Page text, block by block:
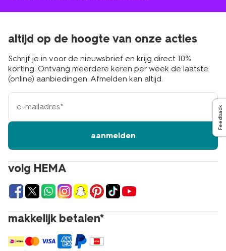
volg HEMA
makkelijk betalen*
altijd op de hoogte van onze acties
Schrijf je in voor de nieuwsbrief en krijg direct 10%
korting. Ontvang meerdere keren per week de laatste
(online) aanbiedingen. Afmelden kan altijd.
e-
mailadres
aanmelden
Feedback